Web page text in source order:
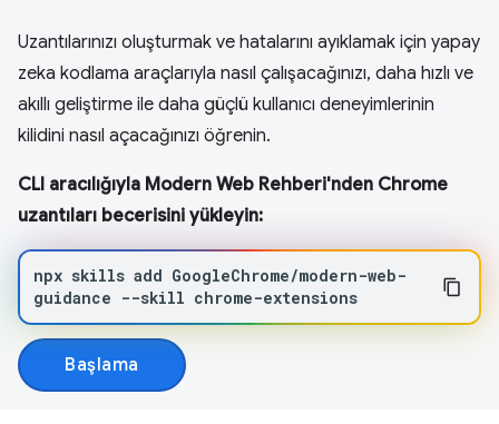
Uzantılarınızı oluşturmak ve hatalarını ayıklamak için yapay
zeka kodlama araçlarıyla nasıl çalışacağınızı, daha hızlı ve
akıllı geliştirme ile daha güçlü kullanıcı deneyimlerinin
kilidini nasıl açacağınızı öğrenin.
CLI aracılığıyla Modern Web Rehberi'nden Chrome
uzantıları becerisini yükleyin:
npx skills add GoogleChrome/modern-web-
guidance --skill chrome-extensions
Başlama